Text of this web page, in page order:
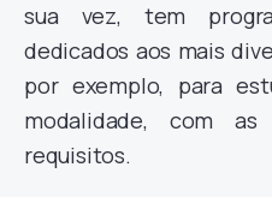
sua vez, tem
dedicados aos mais
por exemplo, para
modalidade, com
requisitos.